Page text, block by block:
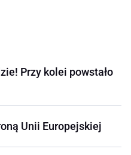
Przy kolei powstało
Unii Europejskiej